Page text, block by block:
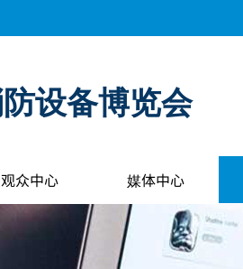
设备博览会
观众中心 媒体中心